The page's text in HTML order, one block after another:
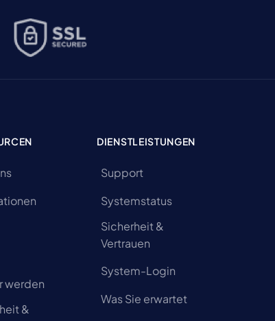
werden
&
DIENSTLEISTUNGEN
Support
Systemstatus
Sicherheit &
Vertrauen
System-Login
Was Sie erwartet